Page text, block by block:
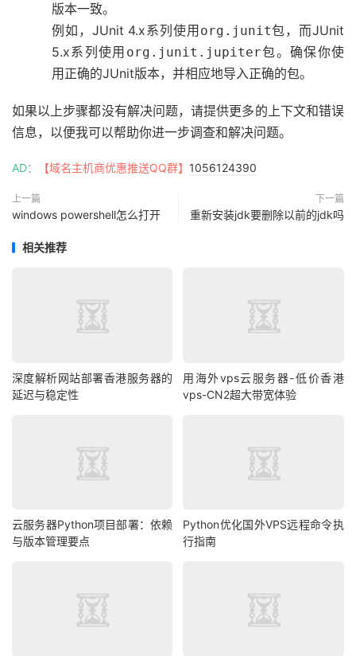
版本一致。
例如，JUnit 4.x系列使用 org.junit包，而JUnit
5.x系列使用 org.junit.jupiter包。确保你使
用正确的JUnit版本，并相应地导入正确的包。
如果以上步骤都没有解决问题，请提供更多的上下文和错误
信息，以便我可以帮助你进一步调查和解决问题。
AD： 【域名主机商优惠推送QQ群】 1056124390
上一篇
windows powershell怎么打开
下一篇
重新安装jdk要删除以前的jdk吗
相关推荐
深度解析网站部署香港服务器的
延迟与稳定性
用海外vps云服务器-低价香港
vps-CN2超大带宽体验
云服务器Python项目部署：依赖
与版本管理要点
Python优化国外VPS远程命令执
行指南